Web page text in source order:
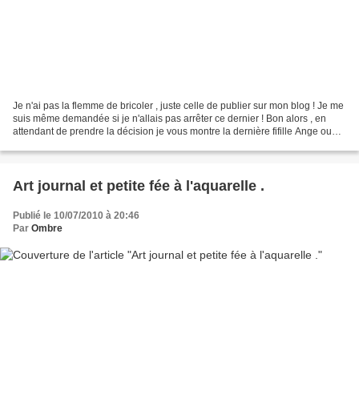
Je n'ai pas la flemme de bricoler , juste celle de publier sur mon blog ! Je me
suis même demandée si je n'allais pas arrêter ce dernier ! Bon alors , en
attendant de prendre la décision je vous montre la dernière fifille Ange ou
Art journal et petite fée à l'aquarelle .
Publié le 10/07/2010 à 20:46
Par Ombre